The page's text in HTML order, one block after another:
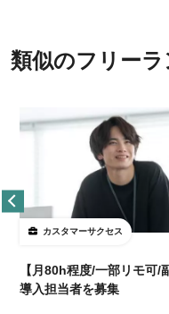
類似のフリー
カスタマーサクセス
【月80h程度/一部リモ可
導入担当者を募集